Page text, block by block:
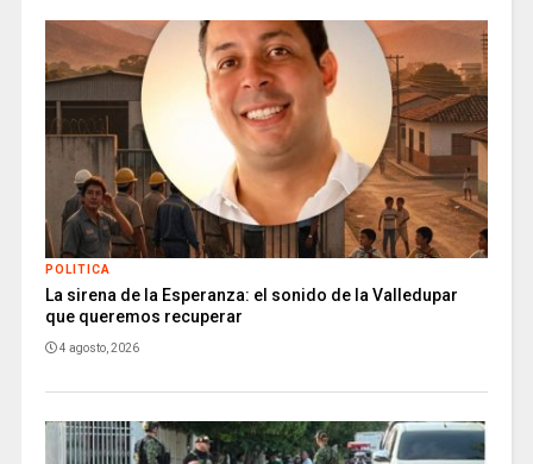
POLITICA
La sirena de la Esperanza: el sonido de la Valledupar
que queremos recuperar
4 agosto, 2026